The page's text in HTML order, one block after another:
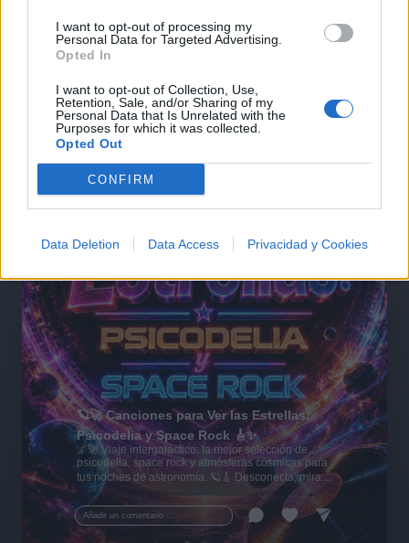
I want to opt-out of processing my
Personal Data for Targeted Advertising.
Opted In
I want to opt-out of Collection, Use,
Retention, Sale, and/or Sharing of my
Personal Data that Is Unrelated with the
Purposes for which it was collected.
Opted Out
CONFIRM
Data Deletion Data Access Privacidad y Cookies
Ver perfil
@musicapuntocom Ver perfil
Añadir un comentario ...
🪐🚀 Canciones para Ver las Estrellas:
Psicodelia y Space Rock 🎸✨
🌌🚀 Viaje intergaláctico: la mejor selección de
psicodelia, space rock y atmósferas cósmicas para
tus noches de astronomía. 🪐🎸 Desconecta, mira
al firmamento y siente la gravedad cero. 💾 ¡Guarda
esta colección para tu próxima noche estrellada!
✨⭐